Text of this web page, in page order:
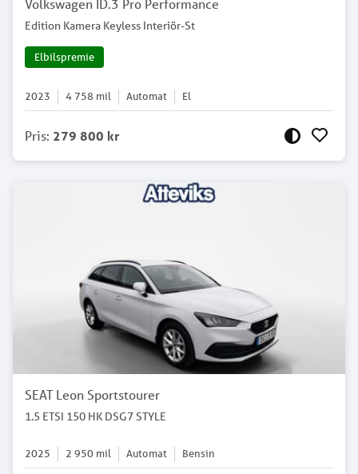
Volkswagen ID.3 Pro Performance
Edition Kamera Keyless Interiör-St
Elbilspremie
2023 4 758 mil Automat El
Pris: 279 800 kr
SEAT Leon Sportstourer
1.5 ETSI 150 HK DSG7 STYLE
2025 2 950 mil Automat Bensin